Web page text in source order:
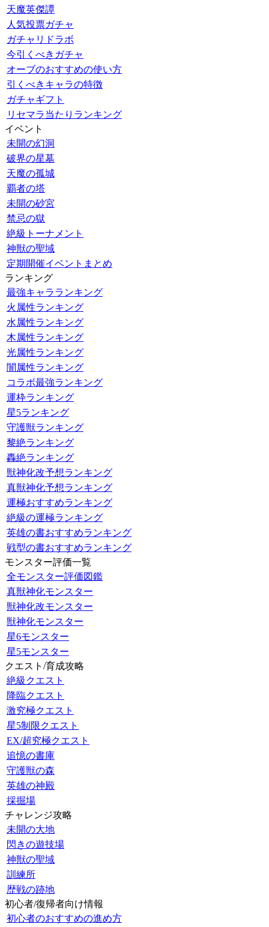
天魔英傑譚
人気投票ガチャ
ガチャリドラボ
今引くべきガチャ
オーブのおすすめの使い方
引くべきキャラの特徴
ガチャギフト
リセマラ当たりランキング
イベント
未開の幻洞
破界の星墓
天魔の孤城
覇者の塔
未開の砂宮
禁忌の獄
絶級トーナメント
神獣の聖域
定期開催イベントまとめ
ランキング
最強キャラランキング
火属性ランキング
水属性ランキング
木属性ランキング
光属性ランキング
闇属性ランキング
コラボ最強ランキング
運枠ランキング
星5ランキング
守護獣ランキング
黎絶ランキング
轟絶ランキング
獣神化改予想ランキング
真獣神化予想ランキング
運極おすすめランキング
絶級の運極ランキング
英雄の書おすすめランキング
戦型の書おすすめランキング
モンスター評価一覧
全モンスター評価図鑑
真獣神化モンスター
獣神化改モンスター
獣神化モンスター
星6モンスター
星5モンスター
クエスト/育成攻略
絶級クエスト
降臨クエスト
激究極クエスト
星5制限クエスト
EX/超究極クエスト
追憶の書庫
守護獣の森
英雄の神殿
採掘場
チャレンジ攻略
未開の大地
閃きの遊技場
神獣の聖域
訓練所
歴戦の跡地
初心者/復帰者向け情報
初心者のおすすめの進め方